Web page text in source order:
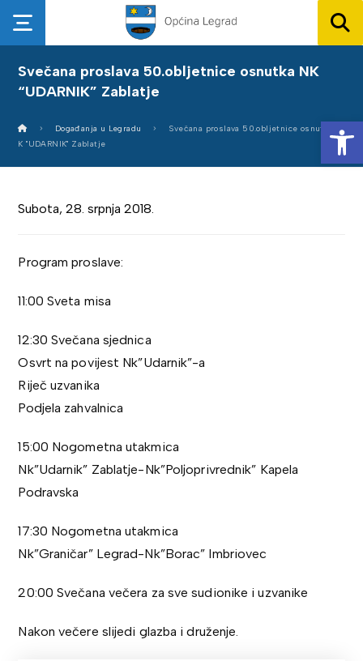
Svečana proslava 50.obljetnice osnutka NK
“UDARNIK” Zablatje
Događanja u Legradu
Svečana proslava 50.obljetnice osnutka N
K "UDARNIK" Zablatje
Subota, 28. srpnja 2018.
Program proslave:
11:00 Sveta misa
12:30 Svečana sjednica
Osvrt na povijest Nk”Udarnik”-a
Riječ uzvanika
Podjela zahvalnica
15:00 Nogometna utakmica
Nk”Udarnik” Zablatje-Nk”Poljoprivrednik” Kapela
Podravska
17:30 Nogometna utakmica
Nk”Graničar” Legrad-Nk”Borac” Imbriovec
20:00 Svečana večera za sve sudionike i uzvanike
Nakon večere slijedi glazba i druženje.